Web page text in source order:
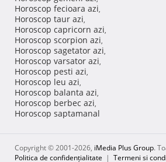
Horoscop fecioara azi,
Horoscop taur azi,
Horoscop capricorn azi,
Horoscop scorpion azi,
Horoscop sagetator azi,
Horoscop varsator azi,
Horoscop pesti azi,
Horoscop leu azi,
Horoscop balanta azi,
Horoscop berbec azi,
Horoscop saptamanal
Copyright © 2001-2026, iMedia Plus Group.
Politica de confidențialitate | Termeni si